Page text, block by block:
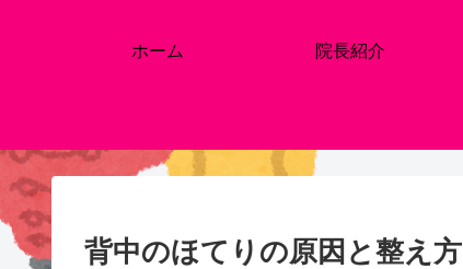
ホーム 院長紹介
背中のほてりの原因と整え方